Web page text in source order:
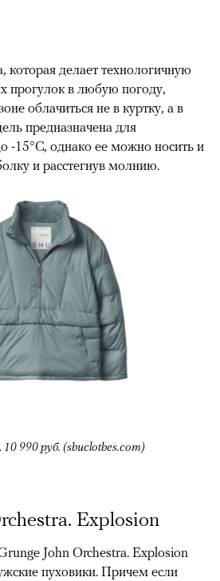
которая делает технологичную
прогулок в любую погоду,
облачиться не в куртку, а в
предназначена для
-15°C, однако ее можно носить и
и расстегнув молнию.
990 руб. (shuclothes.com)
Explosion
John Orchestra. Explosion
пуховики. Причем если